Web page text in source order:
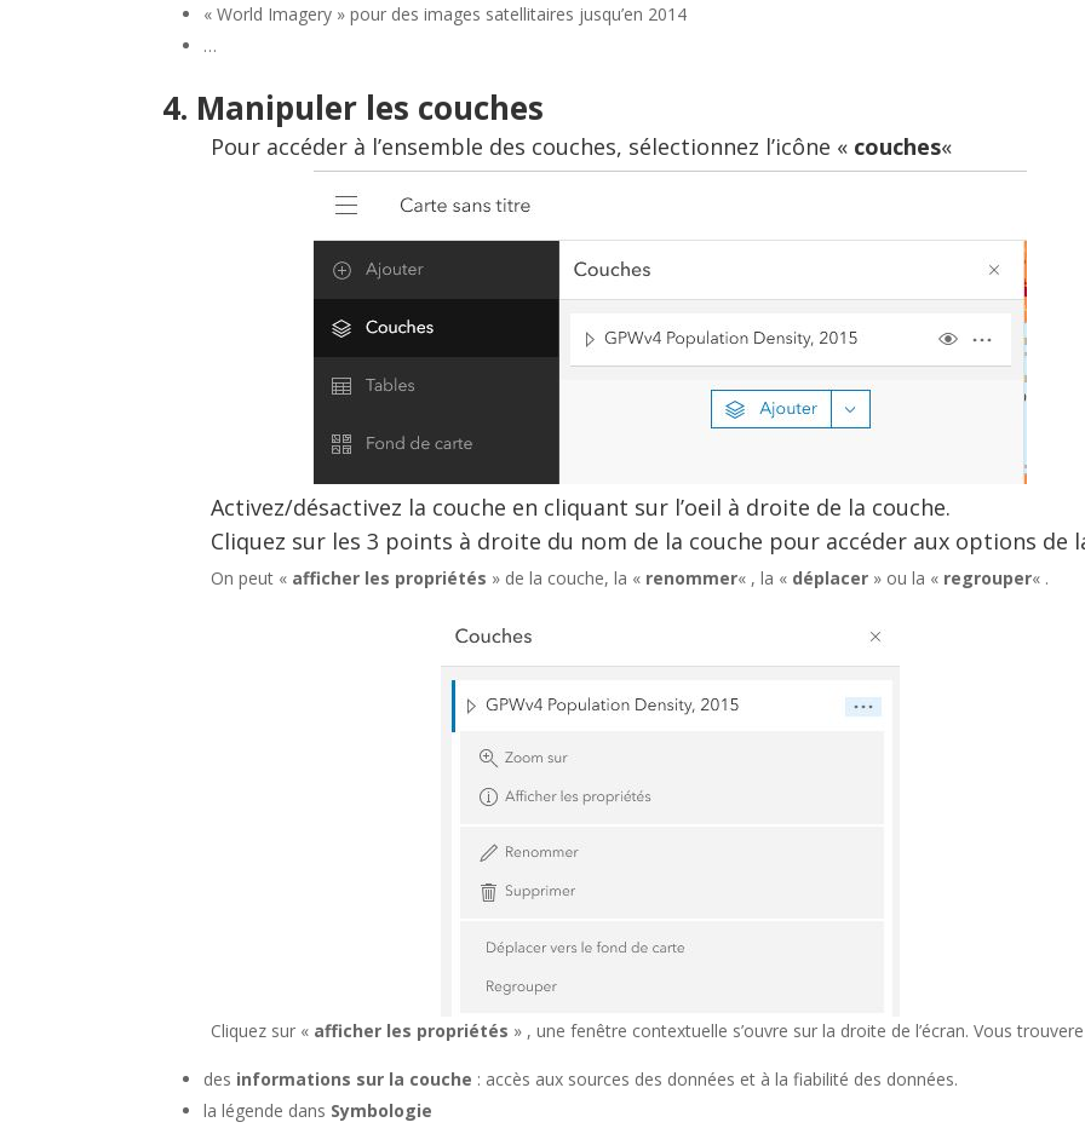
« World Imagery » pour des images satellitaires jusqu’en 2014
…
4. Manipuler les couches
Pour accéder à l’ensemble des couches, sélectionnez l’icône « couches«
Activez/désactivez la couche en cliquant sur l’oeil à droite de la couche.
Cliquez sur les 3 points à droite du nom de la couche pour accéder aux options de
On peut « afficher les propriétés » de la couche, la « renommer« , la « déplacer » ou la « regrouper« .
Cliquez sur « afficher les propriétés » , une fenêtre contextuelle s’ouvre sur la droite de l’écran. Vous
des informations sur la couche : accès aux sources des données et à la fiabilité des données.
la légende dans Symbologie